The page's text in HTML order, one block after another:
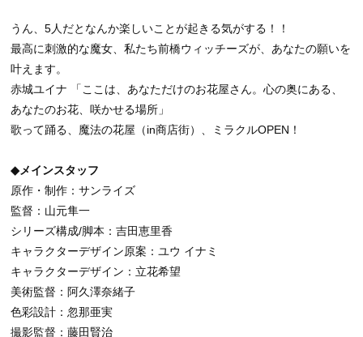
うん、5人だとなんか楽しいことが起きる気がする！！
最高に刺激的な魔女、私たち前橋ウィッチーズが、あなたの願いを
叶えます。
赤城ユイナ 「ここは、あなただけのお花屋さん。心の奥にある、
あなたのお花、咲かせる場所」
歌って踊る、魔法の花屋（in商店街）、ミラクルOPEN！
◆メインスタッフ
原作・制作：サンライズ
監督：山元隼一
シリーズ構成/脚本：吉田恵里香
キャラクターデザイン原案：ユウ イナミ
キャラクターデザイン：立花希望
美術監督：阿久澤奈緒子
色彩設計：忽那亜実
撮影監督：藤田賢治